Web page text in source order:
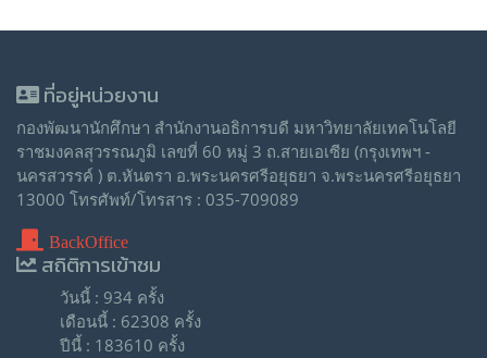
ที่อยู่หน่วยงาน
กองพัฒนานักศึกษา สำนักงานอธิการบดี มหาวิทยาลัยเทคโนโลยี
ราชมงคลสุวรรณภูมิ เลขที่ 60 หมู่ 3 ถ.สายเอเซีย (กรุงเทพฯ -
นครสวรรค์ ) ต.หันตรา อ.พระนครศรีอยุธยา จ.พระนครศรีอยุธยา
13000 โทรศัพท์/โทรสาร : 035-709089
BackOffice
สถิติการเข้าชม
วันนี้ : 934 ครั้ง
เดือนนี้ : 62308 ครั้ง
ปีนี้ : 183610 ครั้ง